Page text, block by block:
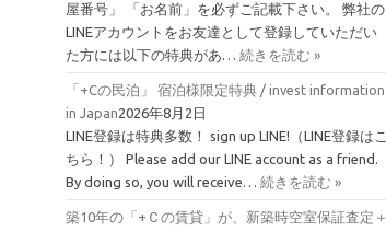
屋番号」 「お名前」を必ずご記載下さい。 弊社の
LINEアカウントをお友達として登録していただい
た方には以下の特典があ…続きを読む »
「+Cの民泊」 宿泊様限定特典 / invest information
in Japan2026年8月2日
LINE登録は特典多数！ sign up LINE!（LINE登録はこ
ちら！） Please add our LINE account as a friend.
By doing so, you will receive…続きを読む »
築10年の「+Ｃの賃貸」が、新築時空室保証査定＋